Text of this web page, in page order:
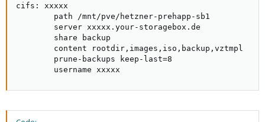
cifs: xxxxx
        path /mnt/pve/hetzner-prehapp-sb1
        server xxxxx.your-storagebox.de
        share backup
        content rootdir,images,iso,backup,vztmpl
        prune-backups keep-last=8
        username xxxxx